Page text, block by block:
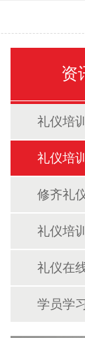
资
礼仪培
礼仪培
修齐礼
礼仪培
礼仪在
学员学